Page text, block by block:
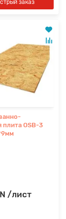
заказ
плита OSB-3
/лист